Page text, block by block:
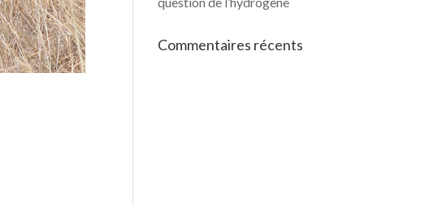
Commentaires récents